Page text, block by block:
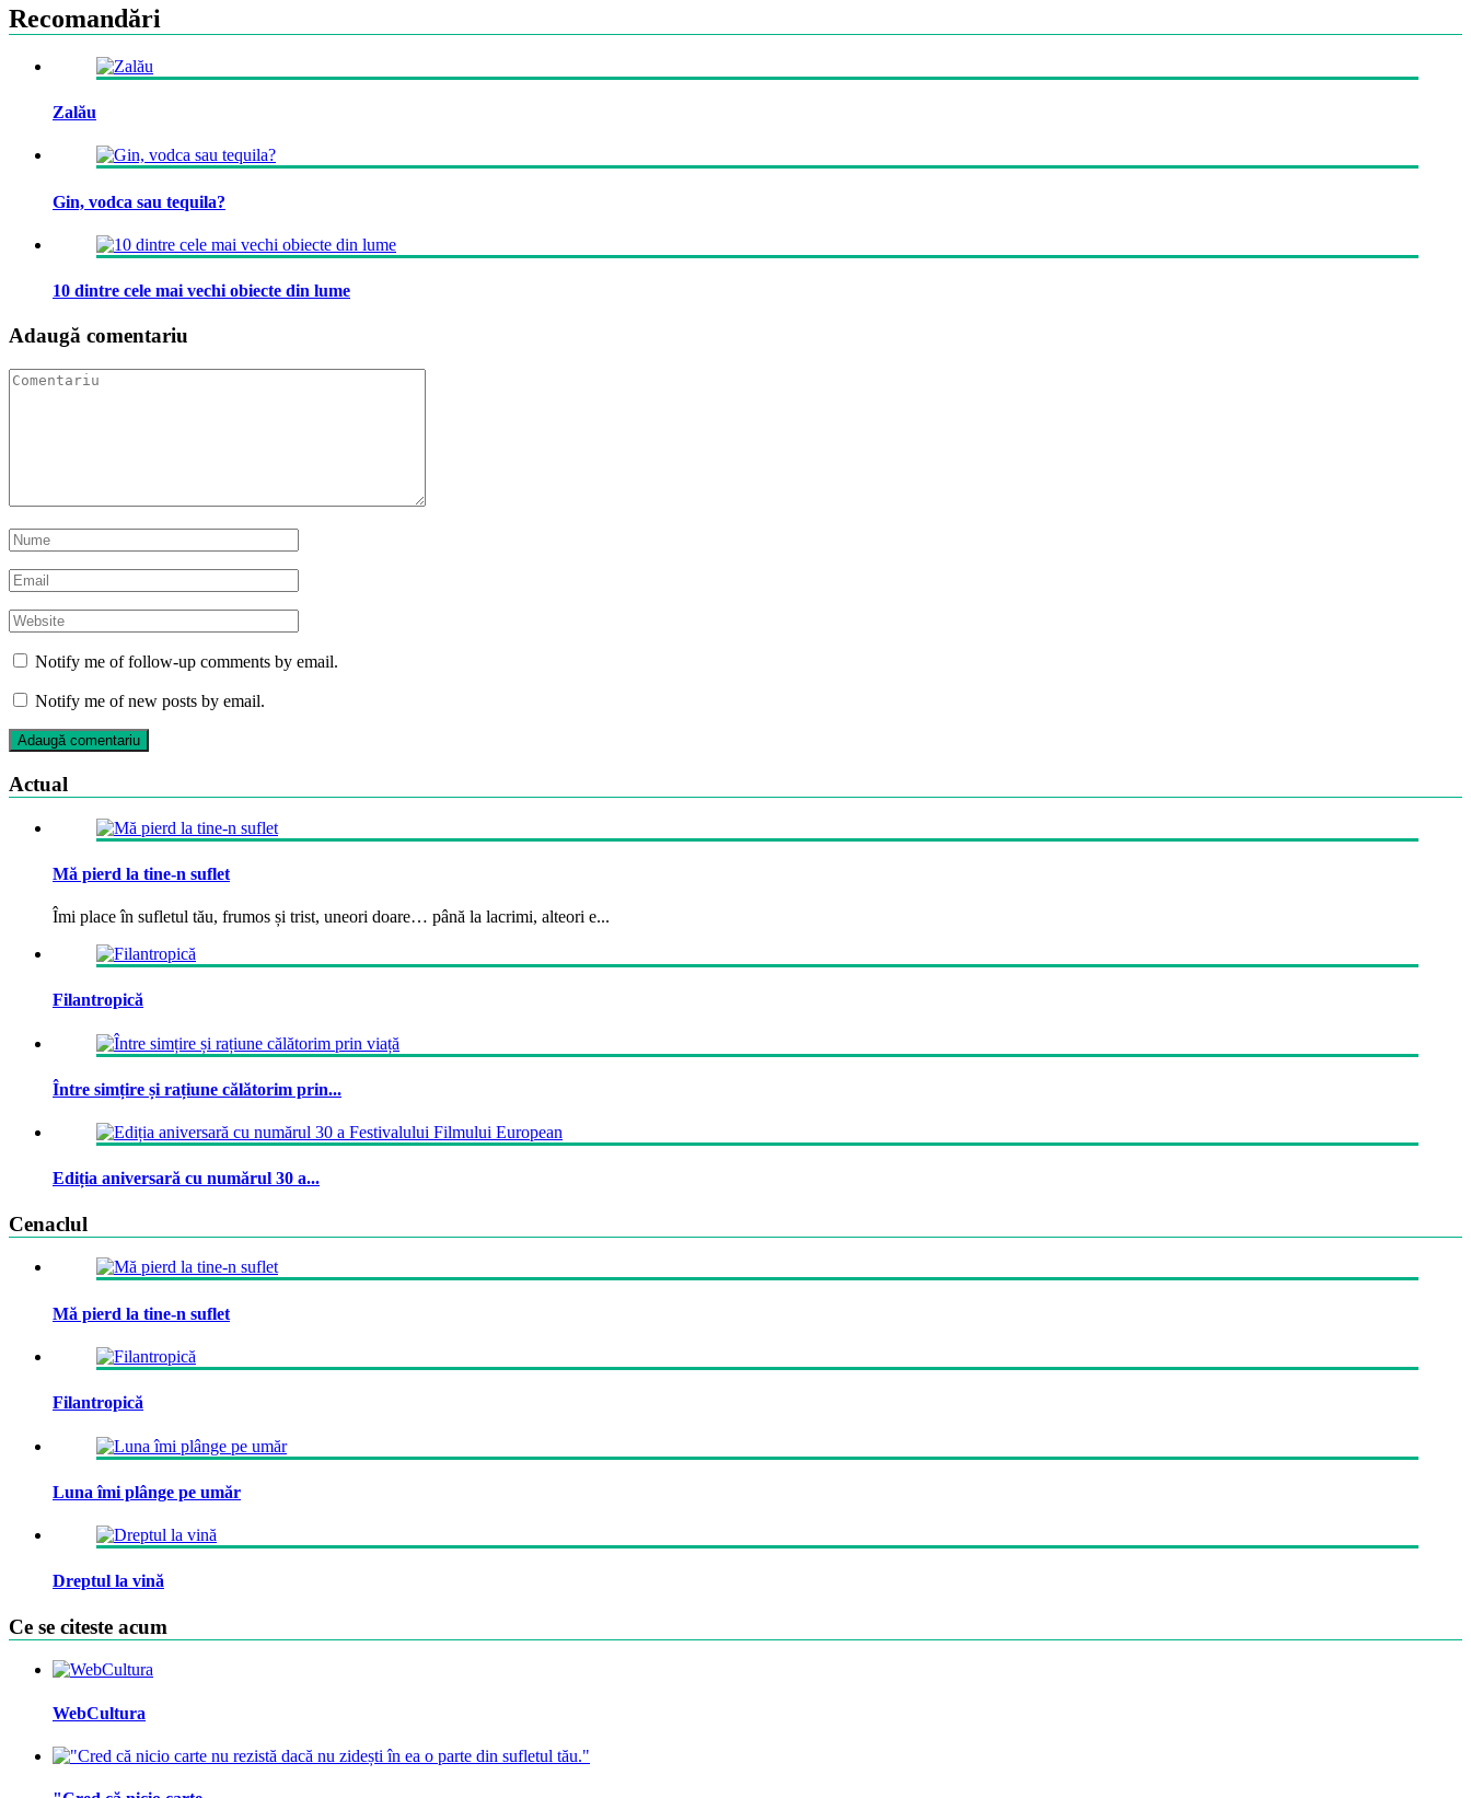
Recomandări
Zalău
Gin, vodca sau tequila?
10 dintre cele mai vechi obiecte din lume
Adaugă comentariu
Notify me of follow-up comments by email.
Notify me of new posts by email.
Actual
Mă pierd la tine-n suflet
Îmi place în sufletul tău, frumos și trist, uneori doare… până la lacrimi, alteori e...
Filantropică
Între simțire și rațiune călătorim prin...
Ediția aniversară cu numărul 30 a...
Cenaclul
Mă pierd la tine-n suflet
Filantropică
Luna îmi plânge pe umăr
Dreptul la vină
Ce se citeste acum
WebCultura